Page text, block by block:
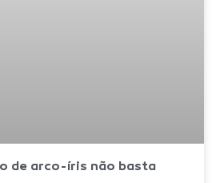
de arco-íris não basta